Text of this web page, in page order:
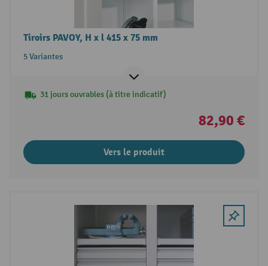
Tiroirs PAVOY, H x l 415 x 75 mm
5 Variantes
31 jours ouvrables (à titre indicatif)
82,90 €
Vers le produit